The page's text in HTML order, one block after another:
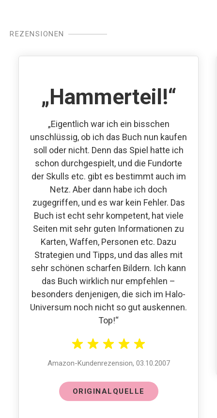
REZENSIONEN
„Hammerteil!“
„Eigentlich war ich ein bisschen
unschlüssig, ob ich das Buch nun kaufen
soll oder nicht. Denn das Spiel hatte ich
schon durchgespielt, und die Fundorte
der Skulls etc. gibt es bestimmt auch im
Netz. Aber dann habe ich doch
zugegriffen, und es war kein Fehler. Das
Buch ist echt sehr kompetent, hat viele
Seiten mit sehr guten Informationen zu
Karten, Waffen, Personen etc. Dazu
Strategien und Tipps, und das alles mit
sehr schönen scharfen Bildern. Ich kann
das Buch wirklich nur empfehlen –
besonders denjenigen, die sich im Halo-
Universum noch nicht so gut auskennen.
Top!“
Amazon-Kundenrezension, 03.10.2007
ORIGINALQUELLE